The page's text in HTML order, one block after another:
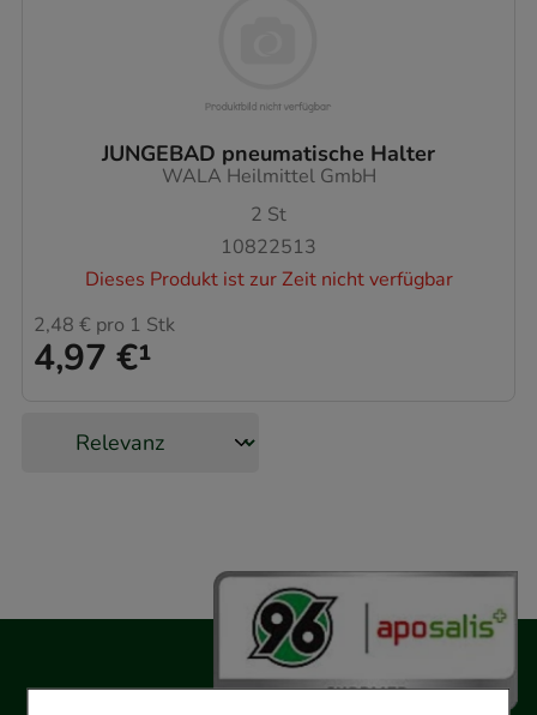
JUNGEBAD pneumatische Halter
WALA Heilmittel GmbH
2 St
10822513
Dieses Produkt ist zur Zeit nicht verfügbar
4,97 €¹
2,48 € pro 1 Stk